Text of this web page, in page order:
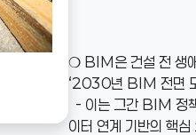
❍ BIM은 건설 전 생애
‘2030년 BIM 전면 도
- 이는 그간 BIM 정
이터 연계 기반의 핵